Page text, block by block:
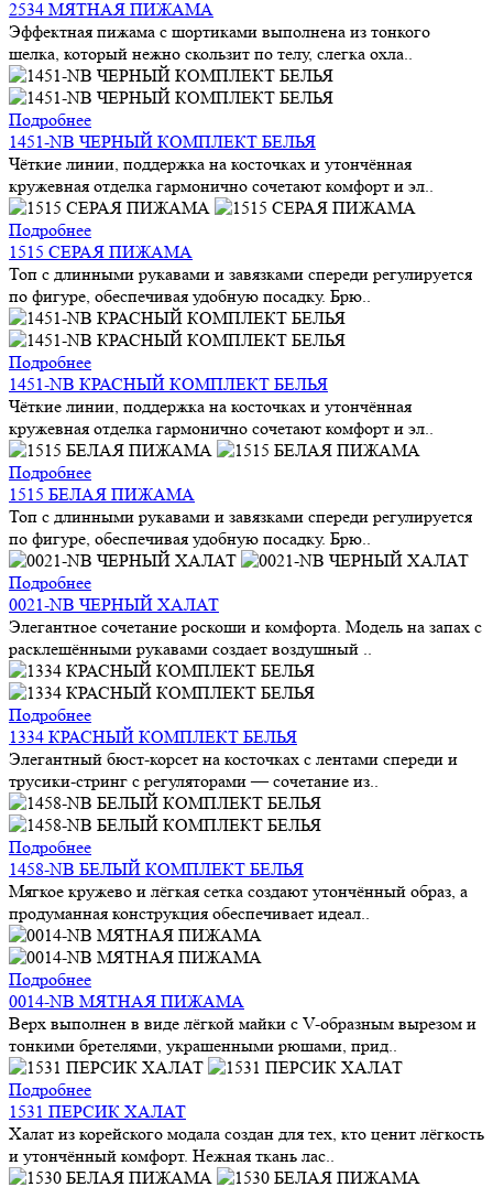
2534 МЯТНАЯ ПИЖАМА
Эффектная пижама с шортиками выполнена из тонкого
шелка, который нежно скользит по телу, слегка охла..
Подробнее
1451-NB ЧЕРНЫЙ КОМПЛЕКТ БЕЛЬЯ
Чёткие линии, поддержка на косточках и утончённая
кружевная отделка гармонично сочетают комфорт и эл..
Подробнее
1515 СЕРАЯ ПИЖАМА
Топ с длинными рукавами и завязками спереди регулируется
по фигуре, обеспечивая удобную посадку. Брю..
Подробнее
1451-NB КРАСНЫЙ КОМПЛЕКТ БЕЛЬЯ
Чёткие линии, поддержка на косточках и утончённая
кружевная отделка гармонично сочетают комфорт и эл..
Подробнее
1515 БЕЛАЯ ПИЖАМА
Топ с длинными рукавами и завязками спереди регулируется
по фигуре, обеспечивая удобную посадку. Брю..
Подробнее
0021-NB ЧЕРНЫЙ ХАЛАТ
Элегантное сочетание роскоши и комфорта. Модель на запах с
расклешёнными рукавами создает воздушный ..
Подробнее
1334 КРАСНЫЙ КОМПЛЕКТ БЕЛЬЯ
Элегантный бюст-корсет на косточках с лентами спереди и
трусики-стринг с регуляторами — сочетание из..
Подробнее
1458-NB БЕЛЫЙ КОМПЛЕКТ БЕЛЬЯ
Мягкое кружево и лёгкая сетка создают утончённый образ, а
продуманная конструкция обеспечивает идеал..
Подробнее
0014-NB МЯТНАЯ ПИЖАМА
Верх выполнен в виде лёгкой майки с V-образным вырезом и
тонкими бретелями, украшенными рюшами, прид..
Подробнее
1531 ПЕРСИК ХАЛАТ
Халат из корейского модала создан для тех, кто ценит лёгкость
и утончённый комфорт. Нежная ткань лас..